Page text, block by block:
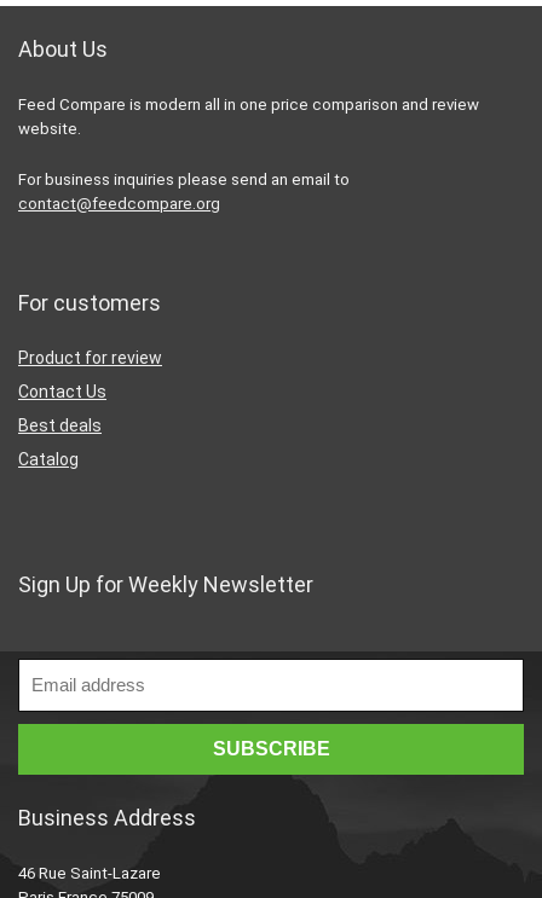
About Us
Feed Compare is modern all in one price comparison and review
website.
For business inquiries please send an email to
contact@feedcompare.org
For customers
Product for review
Contact Us
Best deals
Catalog
Sign Up for Weekly Newsletter
Business Address
46 Rue Saint-Lazare